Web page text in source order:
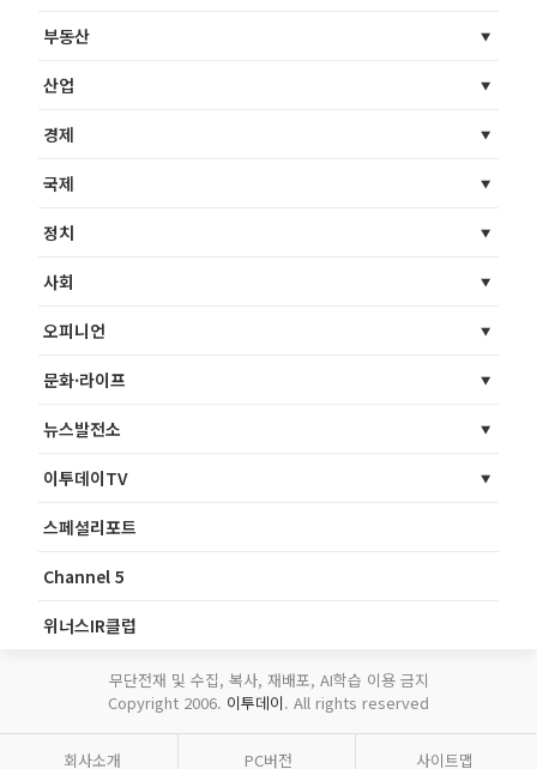
부동산
산업
경제
국제
정치
사회
오피니언
문화·라이프
뉴스발전소
이투데이TV
스페셜리포트
Channel 5
위너스IR클럽
무단전재 및 수집, 복사, 재배포, AI학습 이용 금지
Copyright 2006. 이투데이. All rights reserved
회사소개 PC버전 사이트맵